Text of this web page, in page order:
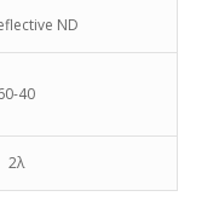
ND
40
2λ